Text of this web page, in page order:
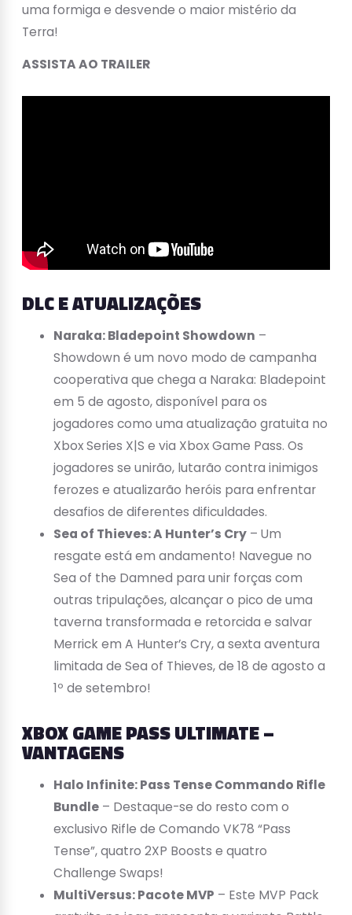
uma formiga e desvende o maior mistério da
Terra!
ASSISTA AO TRAILER
DLC E ATUALIZAÇÕES
Naraka: Bladepoint Showdown –
Showdown é um novo modo de campanha
cooperativa que chega a Naraka: Bladepoint
em 5 de agosto, disponível para os
jogadores como uma atualização gratuita no
Xbox Series X|S e via Xbox Game Pass. Os
jogadores se unirão, lutarão contra inimigos
ferozes e atualizarão heróis para enfrentar
desafios de diferentes dificuldades.
Sea of Thieves: A Hunter’s Cry – Um
resgate está em andamento! Navegue no
Sea of the Damned para unir forças com
outras tripulações, alcançar o pico de uma
taverna transformada e retorcida e salvar
Merrick em A Hunter’s Cry, a sexta aventura
limitada de Sea of Thieves, de 18 de agosto a
1º de setembro!
XBOX GAME PASS ULTIMATE –
VANTAGENS
Halo Infinite: Pass Tense Commando Rifle
Bundle – Destaque-se do resto com o
exclusivo Rifle de Comando VK78 “Pass
Tense”, quatro 2XP Boosts e quatro
Challenge Swaps!
MultiVersus: Pacote MVP – Este MVP Pack